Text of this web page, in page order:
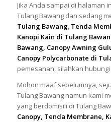
Jika Anda sampai di halaman
Tulang Bawang dan sedang
Tulang Bawang, Tenda
Kanopi Kain di Tulang
Bawang, Canopy Awning
Canopy Polycarbonate di
pemesanan, silahkan hubungi
Mohon maaf sebelumnya,
Tulang Bawang namun kami
yang berdomisili di Tulang
Canopy, Tenda Membrane,